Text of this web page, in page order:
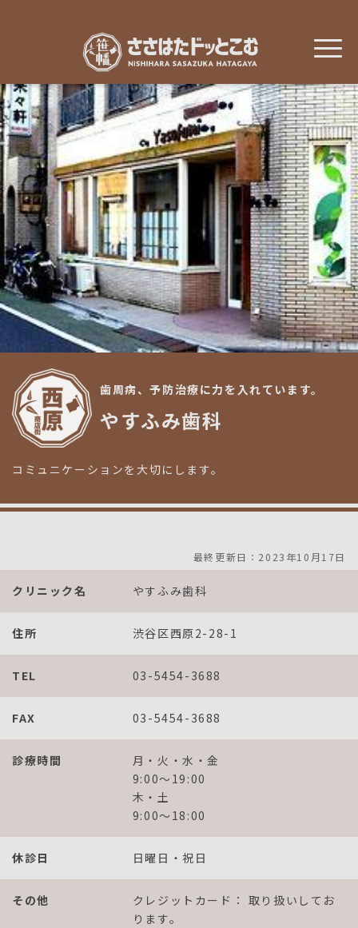
テ
ン
ツ
に
移
動
歯周病、予防治療に力を入れています。
やすふみ歯科
コミュニケーションを大切にします。
最終更新日：2023年10月17日
クリニック名 やすふみ歯科
住所 渋谷区西原2-28-1
TEL 03-5454-3688
FAX 03-5454-3688
診療時間
月・火・水・金
9:00～19:00
木・土
9:00～18:00
休診日 日曜日・祝日
その他
クレジットカード： 取り扱いしてお
ります。